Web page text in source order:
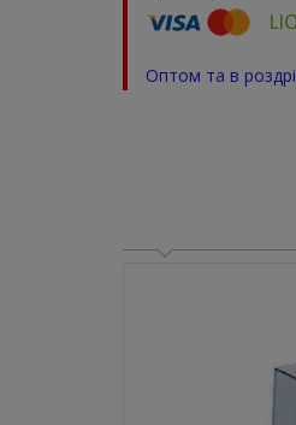
Оптом та в